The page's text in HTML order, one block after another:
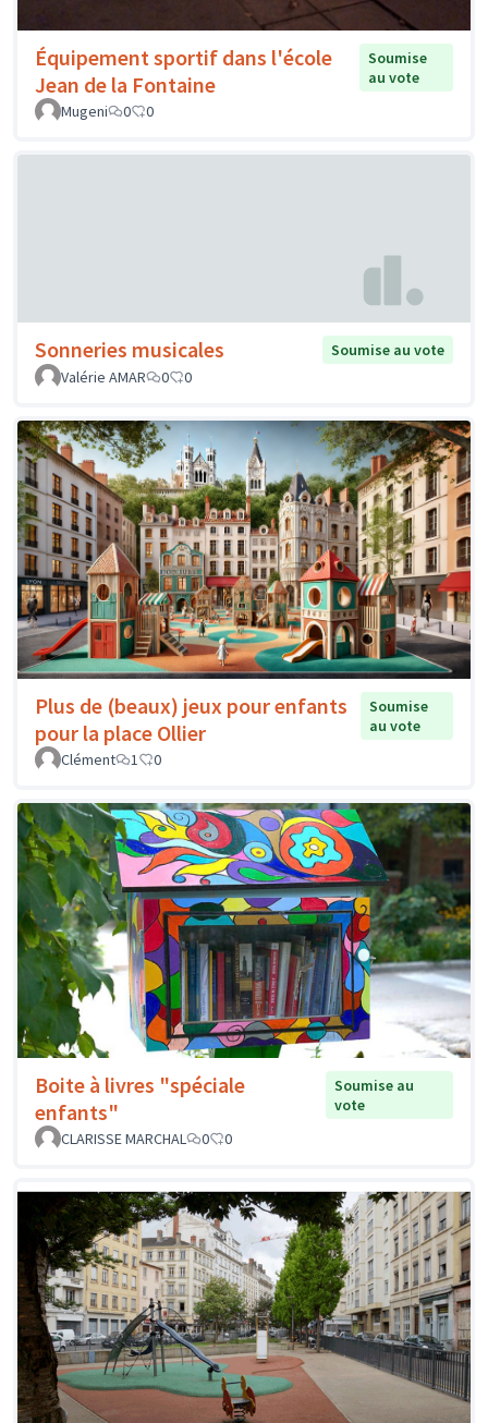
Équipement sportif dans l'école
Jean de la Fontaine
Soumise
au vote
Mugeni
0 0
Sonneries musicales
Soumise au vote
Valérie AMAR
0 0
Plus de (beaux) jeux pour enfants
pour la place Ollier
Soumise
au vote
Clément
1 0
Boite à livres "spéciale
enfants"
Soumise au
vote
CLARISSE MARCHAL
0 0